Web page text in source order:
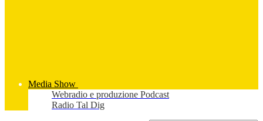
Media Show
Webradio e produzione Podcast
Radio Tal Dig